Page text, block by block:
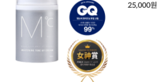
25,000원